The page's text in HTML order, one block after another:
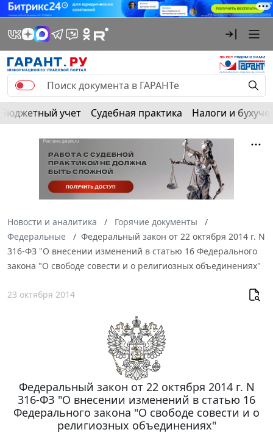
Бюджетный учет Судебная практика Налоги и
Новости и аналитика
Горячие документы
Федеральные
Федеральный закон от 22 октября 2014 г. N
316-ФЗ "О внесении изменений в статью 16 Федерального
закона "О свободе совести и о религиозных объединениях"
23 октября 2014
Федеральный закон от 22 октября 2014 г. N
316-ФЗ "О внесении изменений в статью 16
Федерального закона "О свободе совести и о
религиозных объединениях"